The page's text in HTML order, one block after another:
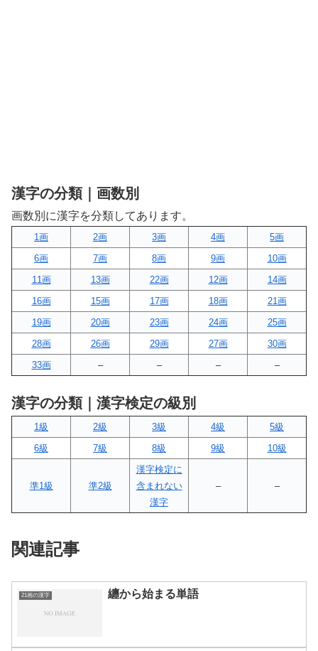
漢字の分類｜画数別
画数別に漢字を分類してあります。
1画 2画 3画 4画
5画
6画
7画 8画 9画
10画
11画
13画 22画 12画
14画
16画
15画 17画 18画
21画
19画
20画 23画 24画
25画
28画
26画 29画 27画
30画
33画
– – – –
漢字の分類｜漢字検定の級別
1級 2級 3級 4級
5級
6級
7級 8級 9級 10級
準1級 準2級
漢字検定に
含まれない
漢字
– –
関連記事
21画の漢字 纏から始まる単語